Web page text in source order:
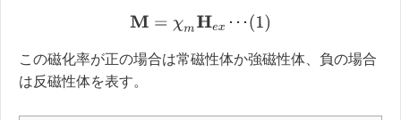
･ ･ ･
M= χm Hex･･ ･ ( 1 )
この磁化率が正の場合は常磁性体か強磁性体、負の場合
は反磁性体を表す。